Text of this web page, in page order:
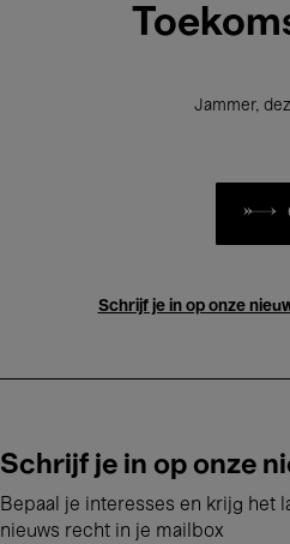
Jammer,
Schrijf je in op onze
Schrijf je in op onze
Bepaal je interesses en krijg het
nieuws recht in je mailbox